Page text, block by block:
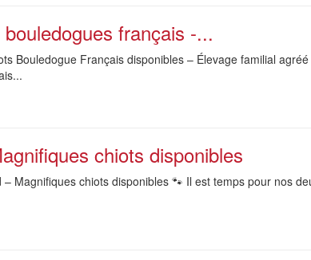
français -...
Bouledogue Français disponibles – Élevage familial
chiots disponibles
– Magnifiques chiots disponibles 🐾 Il est temps pour nos